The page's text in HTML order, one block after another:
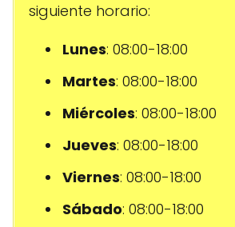
siguiente horario:
Lunes: 08:00-18:00
Martes: 08:00-18:00
Miércoles: 08:00-18:00
Jueves: 08:00-18:00
Viernes: 08:00-18:00
Sábado: 08:00-18:00